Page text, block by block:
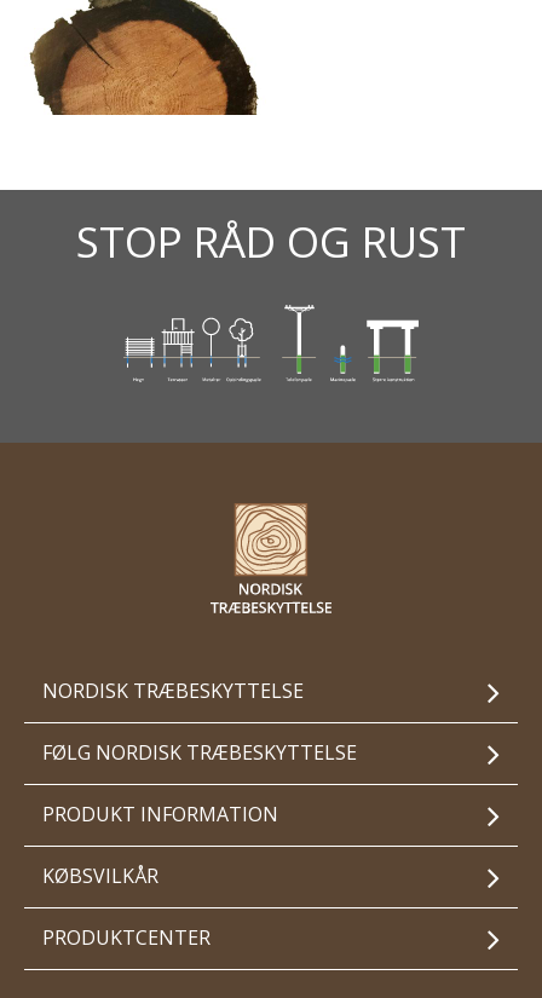
STOP RÅD OG RUST
NORDISK TRÆBESKYTTELSE
FØLG NORDISK TRÆBESKYTTELSE
PRODUKT INFORMATION
KØBSVILKÅR
PRODUKTCENTER